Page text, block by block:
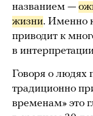
названием —
жизни. Именно
приводит к
в
Говоря о людях
традиционно
временам» это